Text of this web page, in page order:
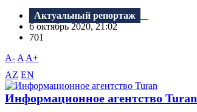
Актуальный репортаж
6 октябрь 2020, 21:02
701
A- A A+
AZ EN
Информационное агентство Turan